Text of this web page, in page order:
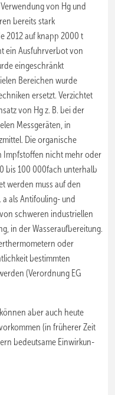
von Hg und
bereits stark
2012 auf knapp 2000 t
ein Ausfuhrverbot von
eingeschränkt
Bereichen wurde
ersetzt. Verzichtet
von Hg z. B. bei der
Messgeräten, in
Die organische
Impfstoffen nicht mehr oder
bis 100 000fach unterhalb
werden muss auf den
als Antifouling- und
schweren industriellen
in der Wasseraufbereitung.
oder
bestimmten
(Verordnung EG
aber auch heute
(in früherer Zeit
bedeutsame Einwirkun-